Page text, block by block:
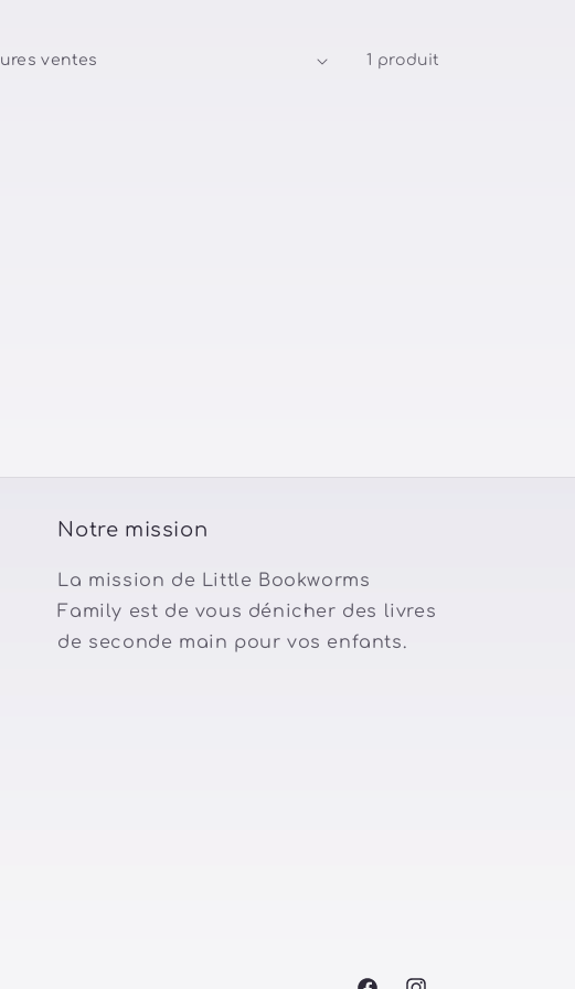
1 produit
Notre mission
La mission de Little Bookworms
Family est de vous dénicher des livres
de seconde main pour vos enfants.